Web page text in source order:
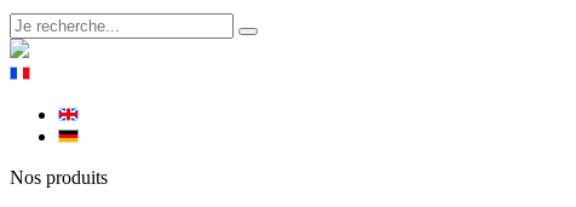
Nos produits